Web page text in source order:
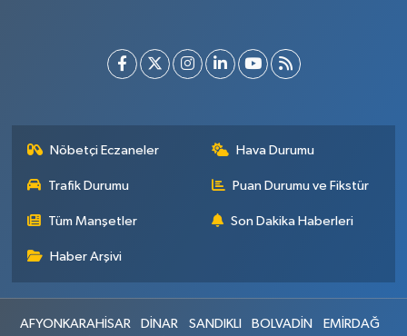
Nöbetçi Eczaneler Hava Durumu
Trafik Durumu Puan Durumu ve Fikstür
Tüm Manşetler Son Dakika Haberleri
Haber Arşivi
AFYONKARAHİSAR DİNAR SANDIKLI BOLVADİN
EMİRDAĞ